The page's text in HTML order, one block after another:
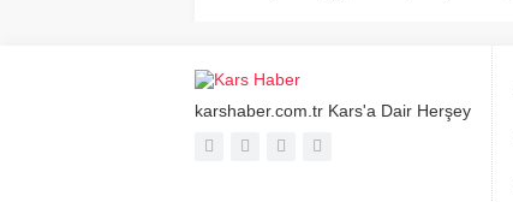
karshaber.com.tr Kars'a Dair Herşey